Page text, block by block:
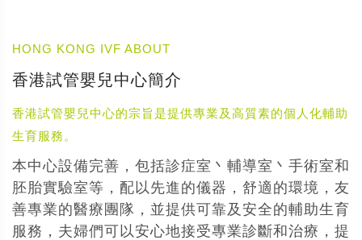
HONG KONG IVF ABOUT
香港試管嬰兒中心簡介
香港試管嬰兒中心的宗旨是提供專業及高質素的個人化輔助
生育服務。
本中心設備完善，包括診症室丶輔導室丶手術室和
胚胎實驗室等，配以先進的儀器，舒適的環境，友
善專業的醫療團隊，並提供可靠及安全的輔助生育
服務，夫婦們可以安心地接受專業診斷和治療，提